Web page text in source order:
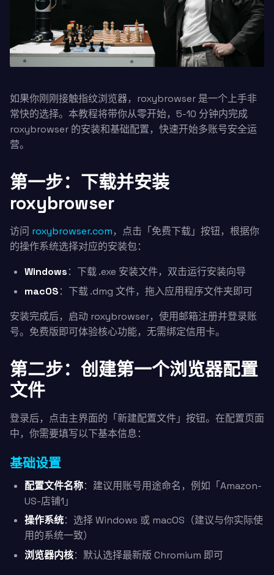
如果你刚刚接触指纹浏览器，roxybrowser 是一个上手非
常快的选择。本教程将带你从零开始，5-10 分钟内完成
roxybrowser 的安装和基础配置，快速开始多账号安全运
营。
第一步：下载并安装
roxybrowser
访问 roxybrowser.com，点击「免费下载」按钮，根据你
的操作系统选择对应的安装包：
Windows：下载 .exe 安装文件，双击运行安装向导
macOS：下载 .dmg 文件，拖入应用程序文件夹即可
安装完成后，启动 roxybrowser，使用邮箱注册并登录账
号。免费版即可体验核心功能，无需绑定信用卡。
第二步：创建第一个浏览器配置
文件
登录后，点击主界面的「新建配置文件」按钮。在配置页面
中，你需要填写以下基本信息：
基础设置
配置文件名称：建议用账号用途命名，例如「Amazon-
US-店铺1」
操作系统：选择 Windows 或 macOS（建议与你实际使
用的系统一致）
浏览器内核：默认选择最新版 Chromium 即可